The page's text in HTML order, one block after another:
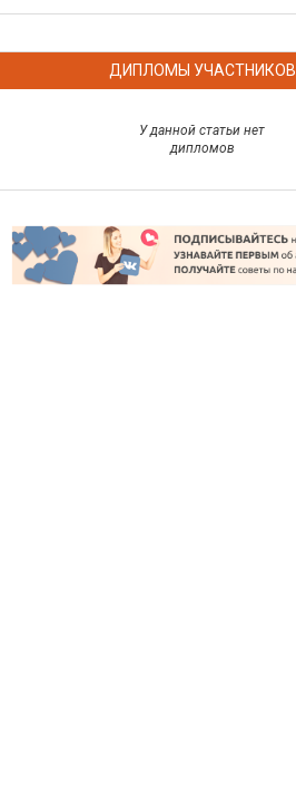
ДИПЛОМЫ УЧАСТНИКОВ
У данной статьи нет
дипломов